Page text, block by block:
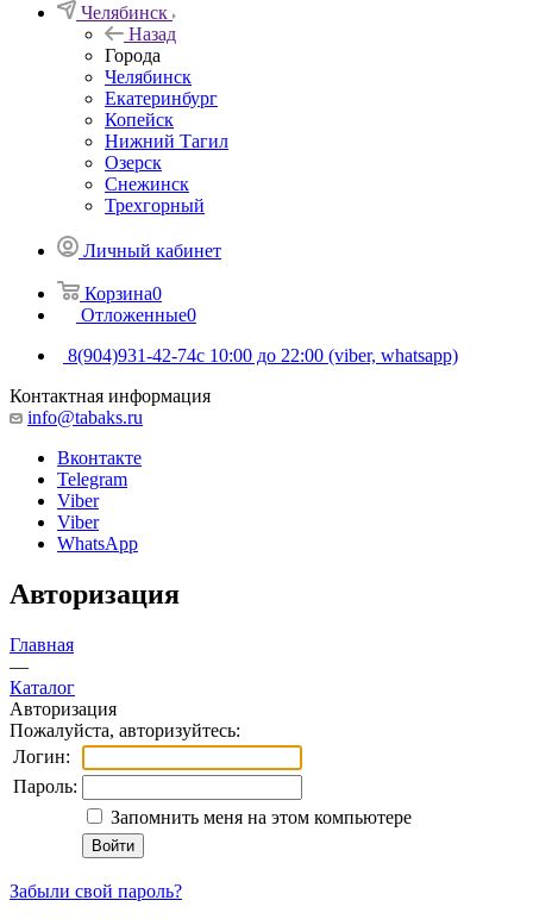
Челябинск
Назад
Города
Челябинск
Екатеринбург
Копейск
Нижний Тагил
Озерск
Снежинск
Трехгорный
Личный кабинет
Корзина0
Отложенные0
8(904)931-42-74с 10:00 до 22:00 (viber, whatsapp)
Контактная информация
info@tabaks.ru
Вконтакте
Telegram
Viber
Viber
WhatsApp
Авторизация
Главная
—
Каталог
Авторизация
Пожалуйста, авторизуйтесь:
Логин:
Пароль:
Запомнить меня на этом компьютере
Забыли свой пароль?